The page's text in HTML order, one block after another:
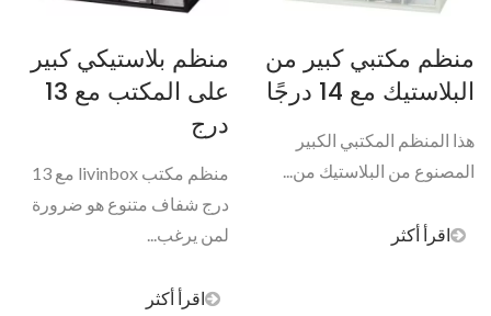
منظم مكتبي كبير من
البلاستيك مع 14 درجًا
هذا المنظم المكتبي الكبير
المصنوع من البلاستيك من...
اقرأ أكثر
منظم بلاستيكي كبير
على المكتب مع 13
درج
منظم مكتب livinbox مع 13
درج شفاف متنوع هو ضرورة
لمن يرغب...
اقرأ أكثر